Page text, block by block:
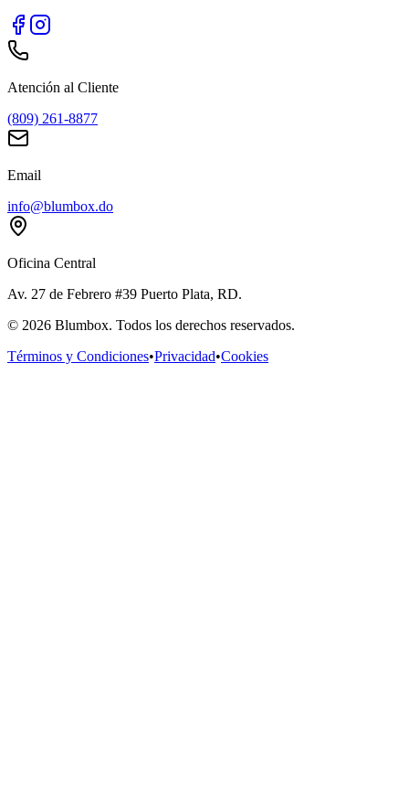
Atención al Cliente
(809) 261-8877
Email
info@blumbox.do
Oficina Central
Av. 27 de Febrero #39 Puerto Plata, RD.
© 2026 Blumbox. Todos los derechos reservados.
Términos y Condiciones•Privacidad•Cookies